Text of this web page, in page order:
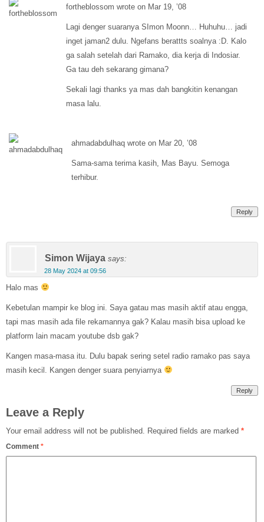
fortheblossom wrote on Mar 19, ’08
Lagi denger suaranya SImon Moonn… Huhuhu… jadi
inget jaman2 dulu. Ngefans berattts soalnya :D. Kalo
ga salah setelah dari Ramako, dia kerja di Indosiar.
Ga tau deh sekarang gimana?
Sekali lagi thanks ya mas dah bangkitin kenangan
masa lalu.
ahmadabdulhaq wrote on Mar 20, ’08
Sama-sama terima kasih, Mas Bayu. Semoga
terhibur.
Reply
Simon Wijaya says:
28 May 2024 at 09:56
Halo mas
Kebetulan mampir ke blog ini. Saya gatau mas masih aktif atau engga,
tapi mas masih ada file rekamannya gak? Kalau masih bisa upload ke
platform lain macam youtube dsb gak?
Kangen masa-masa itu. Dulu bapak sering setel radio ramako pas saya
masih kecil. Kangen denger suara penyiarnya
Reply
Leave a Reply
Your email address will not be published. Required fields are marked *
Comment *